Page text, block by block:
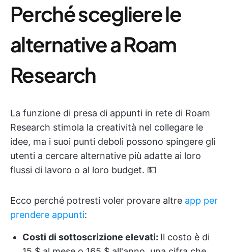
Perché scegliere le
alternative a Roam
Research
La funzione di presa di appunti in rete di Roam
Research stimola la creatività nel collegare le
idee, ma i suoi punti deboli possono spingere gli
utenti a cercare alternative più adatte ai loro
flussi di lavoro o al loro budget. 💵
Ecco perché potresti voler provare altre app per
prendere appunti:
Costi di sottoscrizione elevati: Il costo è di